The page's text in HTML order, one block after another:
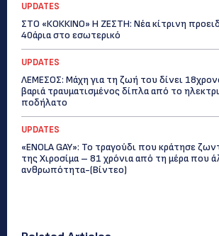
UPDATES
ΣΤΟ «ΚΟΚΚΙΝΟ» Η ΖΕΣΤΗ: Νέα κίτρινη
40άρια στο εσωτερικό
UPDATES
ΛΕΜΕΣΟΣ: Μάχη για τη ζωή του δίνει
βαριά τραυματισμένος δίπλα από το
ποδήλατο
UPDATES
«ENOLA GAY»: Το τραγούδι που κράτησε
της Χιροσίμα – 81 χρόνια από τη μέρα που
ανθρωπότητα-(Bίντεο)